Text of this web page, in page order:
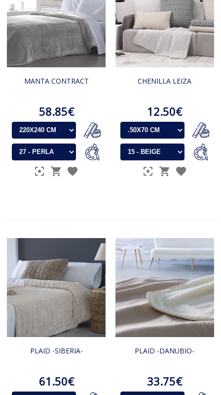
MANTA CONTRACT
58.85€
CHENILLA LEIZA
12.50€
PLAID -SIBERIA-
61.50€
PLAID -DANUBIO-
33.75€